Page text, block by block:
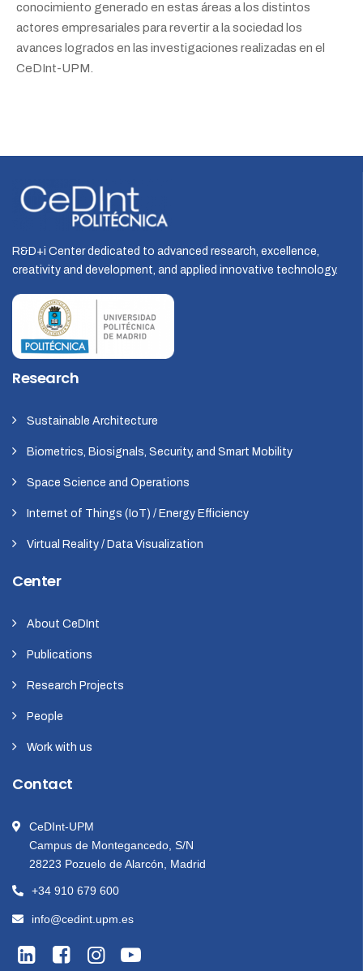
conocimiento generado en estas áreas a los distintos
actores empresariales para revertir a la sociedad los
avances logrados en las investigaciones realizadas en el
CeDInt-UPM.
R&D+i Center dedicated to advanced research, excellence,
creativity and development, and applied innovative technology.
Research
Sustainable Architecture
Biometrics, Biosignals, Security, and Smart Mobility
Space Science and Operations
Internet of Things (IoT) / Energy Efficiency
Virtual Reality / Data Visualization
Center
About CeDInt
Publications
Research Projects
People
Work with us
Contact
CeDInt-UPM
Campus de Montegancedo, S/N
28223 Pozuelo de Alarcón, Madrid
+34 910 679 600
info@cedint.upm.es